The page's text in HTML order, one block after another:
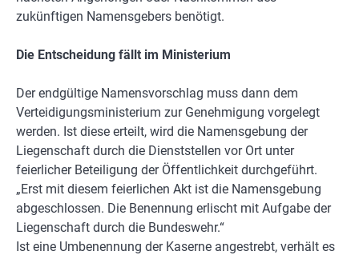
zukünftigen Namensgebers benötigt.
Die Entscheidung fällt im Ministerium
Der endgültige Namensvorschlag muss dann dem
Verteidigungsministerium zur Genehmigung vorgelegt
werden. Ist diese erteilt, wird die Namensgebung der
Liegenschaft durch die Dienststellen vor Ort unter
feierlicher Beteiligung der Öffentlichkeit durchgeführt.
„Erst mit diesem feierlichen Akt ist die Namensgebung
abgeschlossen. Die Benennung erlischt mit Aufgabe der
Liegenschaft durch die Bundeswehr.“
Ist eine Umbenennung der Kaserne angestrebt, verhält es